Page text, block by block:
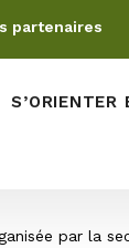
partenaires
S’ORIENTER
par la